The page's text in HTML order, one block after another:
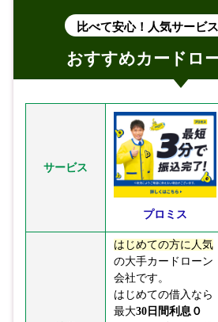
比べて安心！人気サービ
おすすめカードロ
サービス
プロミス
はじめての方に人気
の大手カードローン
会社です。
はじめての借入なら
最大30日間利息０